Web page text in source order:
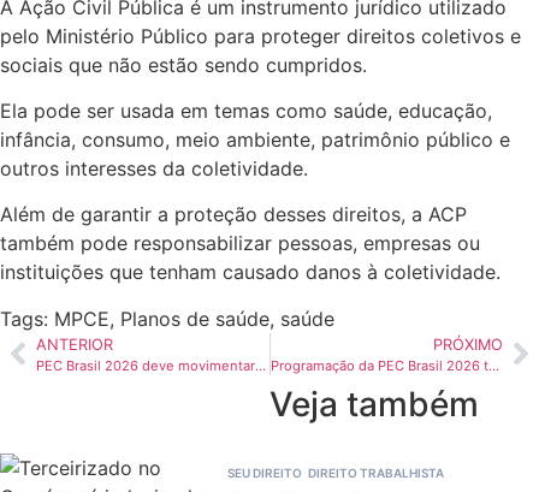
A Ação Civil Pública é um instrumento jurídico utilizado
pelo Ministério Público para proteger direitos coletivos e
sociais que não estão sendo cumpridos.
Ela pode ser usada em temas como saúde, educação,
infância, consumo, meio ambiente, patrimônio público e
outros interesses da coletividade.
Além de garantir a proteção desses direitos, a ACP
também pode responsabilizar pessoas, empresas ou
instituições que tenham causado danos à coletividade.
Tags: MPCE, Planos de saúde, saúde
ANTERIOR
PEC Brasil 2026 deve movimentar mais de R$ 150 milhões no Ceará
PRÓXIMO
Programação da PEC Brasil 2026 terá debates sobre inovação, negócios e sustentabilidade no agro
Veja também
SEU DIREITO DIREITO TRABALHISTA